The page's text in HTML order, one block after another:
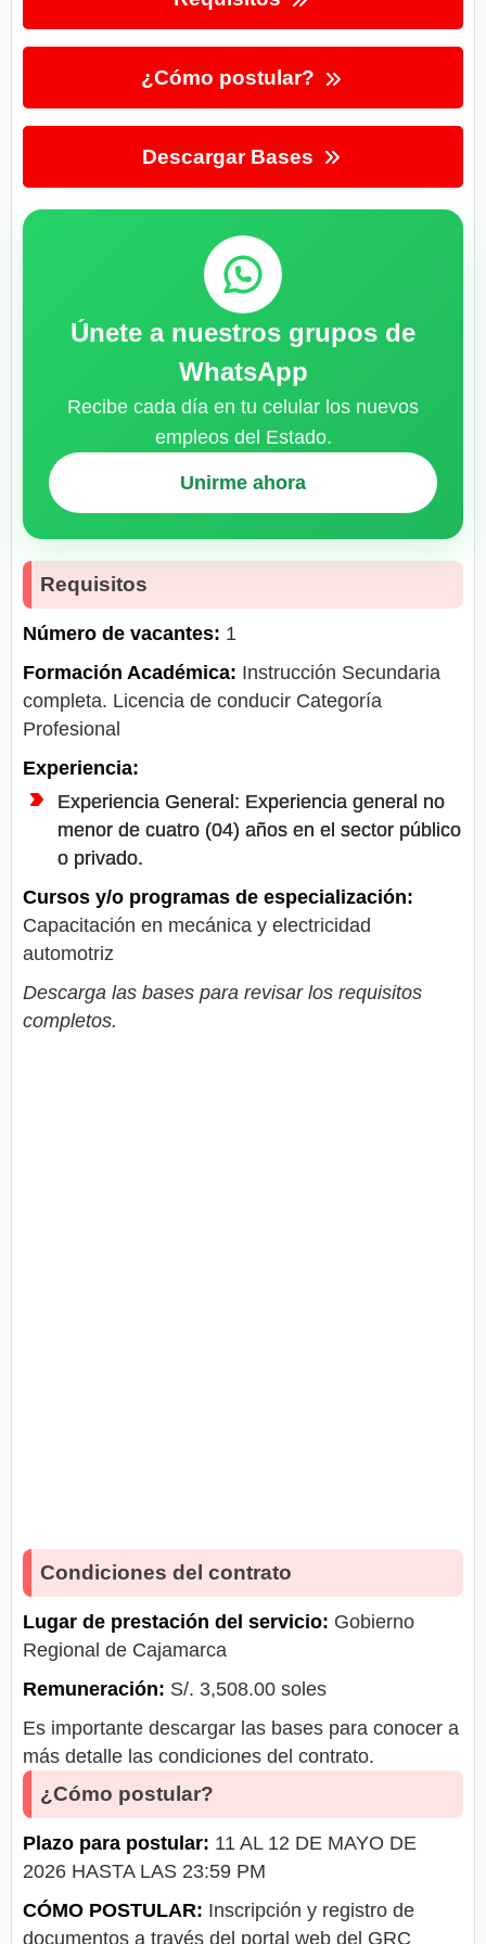
¿Cómo postular?
Descargar Bases
Únete a nuestros grupos de
WhatsApp
Recibe cada día en tu celular los nuevos
empleos del Estado.
Unirme ahora
Requisitos
Número de vacantes: 1
Formación Académica: Instrucción Secundaria
completa. Licencia de conducir Categoría
Profesional
Experiencia:
Experiencia General: Experiencia general no
menor de cuatro (04) años en el sector público
o privado.
Cursos y/o programas de especialización:
Capacitación en mecánica y electricidad
automotriz
Descarga las bases para revisar los requisitos
completos.
Condiciones del contrato
Lugar de prestación del servicio: Gobierno
Regional de Cajamarca
Remuneración: S/. 3,508.00 soles
Es importante descargar las bases para conocer a
más detalle las condiciones del contrato.
¿Cómo postular?
Plazo para postular: 11 AL 12 DE MAYO DE
2026 HASTA LAS 23:59 PM
CÓMO POSTULAR: Inscripción y registro de
documentos a través del portal web del GRC